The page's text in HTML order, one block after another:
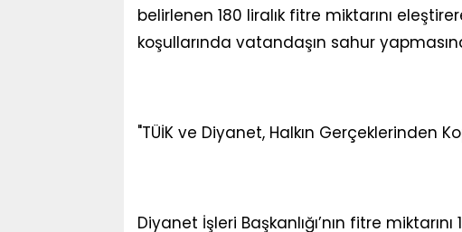
belirlenen 180 liralık fitre miktarını
koşullarında vatandaşın sahur
"TÜİK ve Diyanet, Halkın Gerçeklerinden
Diyanet İşleri Başkanlığı’nın fitre